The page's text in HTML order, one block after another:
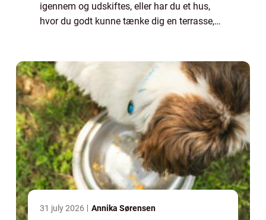
igennem og udskiftes, eller har du et hus,
hvor du godt kunne tænke dig en terrasse,
o...
31 july 2026 Annika Sørensen